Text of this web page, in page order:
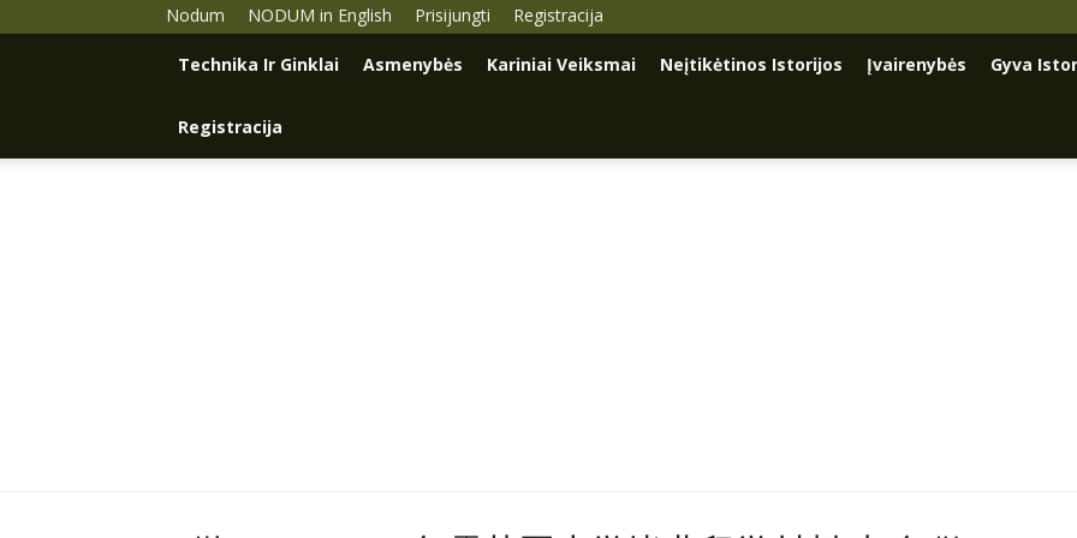
Nodum NODUM in English Prisijungti Registracija
Technika Ir Ginklai Asmenybės Kariniai Veiksmai Neįtikėtinos Istorijos Įvairenybės Gyva
Registracija